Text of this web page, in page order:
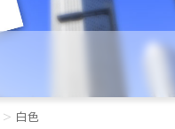
白色